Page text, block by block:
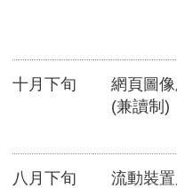
十月下旬
網頁圖
(兼讀制)
八月下旬 流動裝